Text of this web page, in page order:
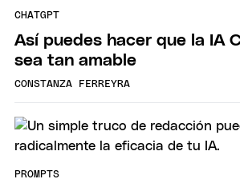
CHATGPT
Así puedes hacer que la IA
sea tan amable
CONSTANZA FERREYRA
PROMPTS